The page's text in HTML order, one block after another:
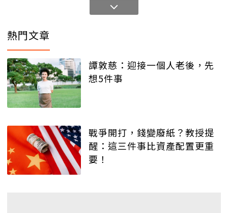
熱門文章
譚敦慈：迎接一個人老後，先
想5件事
戰爭開打，錢變廢紙？教授提
醒：這三件事比資產配置更重
要！